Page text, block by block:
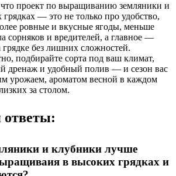
проект по выращиванию земляники и
— это не только про удобство,
ровные и вкусные ягоды, меньше
сорняков и вредителей, а главное —
грядке без лишних сложностей.
подбирайте сорта под ваш климат,
дренаж и удобный полив — и сезон вас
урожаем, ароматом весной в каждом
за столом.
и клубники лучше
в высоких грядках и